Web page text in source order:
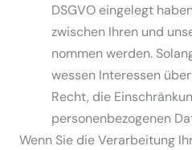
DSGVO eingelegt
zwischen Ihren und
nommen werden.
wessen Inter­essen
Recht, die
perso­nen­be­zo­genen
Wenn Sie die Verar­beitung